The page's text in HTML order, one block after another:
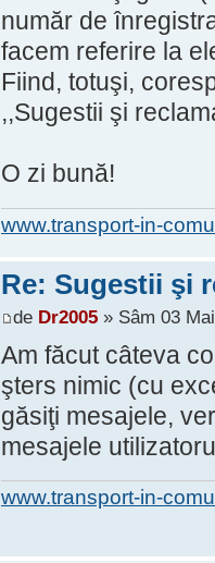
număr de
facem referire la
Fiind, totuşi,
,,Sugestii şi
O zi bună!
www.transport-in-
Re: Sugestii şi
de Dr2005» Sâm 03
Am făcut câteva
şters nimic (cu
găsiţi mesajele,
mesajele
www.transport-in-